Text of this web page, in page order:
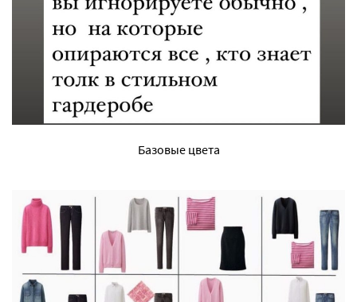
Базовые цвета